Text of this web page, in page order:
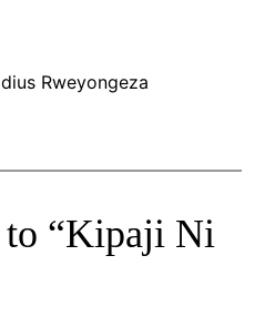
Rweyongeza
to “Kipaji Ni